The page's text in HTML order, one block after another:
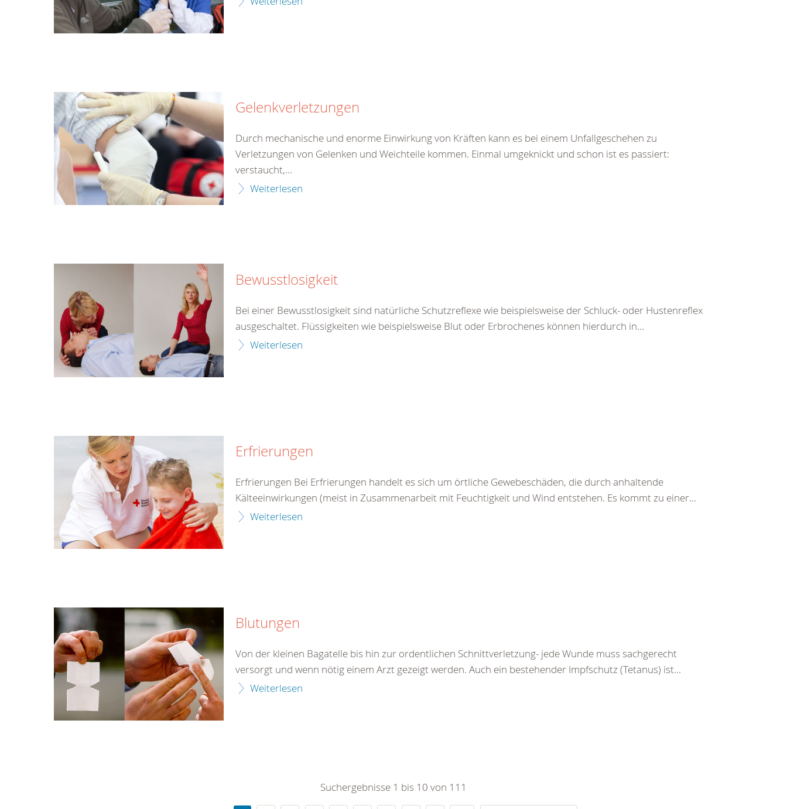
Gelenkverletzungen
Durch mechanische und enorme Einwirkung von Kräften kann es bei einem Unfallgeschehen zu
Verletzungen von Gelenken und Weichteile kommen. Einmal umgeknickt und schon ist es passiert:
verstaucht,...
Weiterlesen
Bewusstlosigkeit
Bei einer Bewusstlosigkeit sind natürliche Schutzreflexe wie beispielsweise der Schluck- oder Hustenreflex
ausgeschaltet. Flüssigkeiten wie beispielsweise Blut oder Erbrochenes können hierdurch in...
Weiterlesen
Erfrierungen
Erfrierungen Bei Erfrierungen handelt es sich um örtliche Gewebeschäden, die durch anhaltende
Kälteeinwirkungen (meist in Zusammenarbeit mit Feuchtigkeit und Wind entstehen. Es kommt zu einer...
Weiterlesen
Blutungen
Von der kleinen Bagatelle bis hin zur ordentlichen Schnittverletzung- jede Wunde muss sachgerecht
versorgt und wenn nötig einem Arzt gezeigt werden. Auch ein bestehender Impfschutz (Tetanus) ist...
Weiterlesen
Suchergebnisse 1 bis 10 von 111